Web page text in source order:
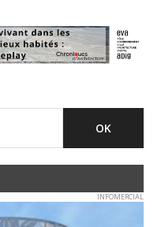
INFOMERCIAL